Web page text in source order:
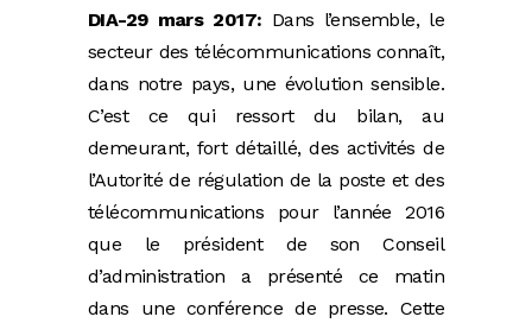
DIA-29 mars 2017: Dans l’ensemble, le
secteur des télécommunications connaît,
dans notre pays, une évolution sensible.
C’est ce qui ressort du bilan, au
demeurant, fort détaillé, des activités de
l’Autorité de régulation de la poste et des
télécommunications pour l’année 2016
que le président de son Conseil
d’administration a présenté ce matin
dans une conférence de presse. Cette